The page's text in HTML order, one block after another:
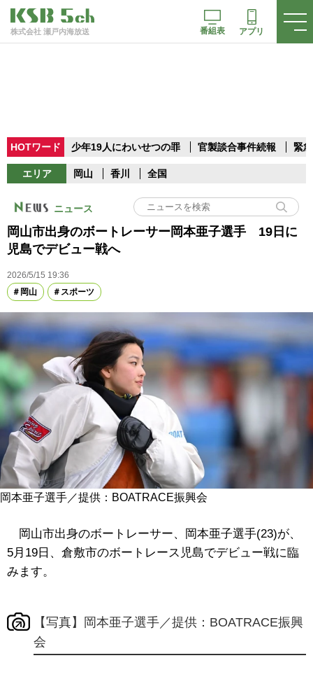
株式会社 瀬戸内海放送 番組表 アプリ
HOTワード 少年19人にわいせつの罪 官製談合事件続報 緊
エリア 岡山 香川 全国
ニュース
岡山市出身のボートレーサー岡本亜子選手 19日に
児島でデビュー戦へ
2026/5/15 19:36
岡山
スポーツ
岡本亜子選手／提供：BOATRACE振興会
岡山市出身のボートレーサー、岡本亜子選手(23)が、
5月19日、倉敷市のボートレース児島でデビュー戦に臨
みます。
【写真】岡本亜子選手／提供：BOATRACE振興
会